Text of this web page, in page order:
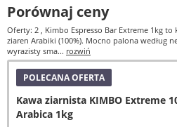
Porównaj ceny
Oferty: 2 , Kimbo Espresso Bar Extreme 1kg
ziaren Arabiki (100%). Mocno palona według
wyrazisty sma... rozwiń
POLECANA OFERTA
Kawa ziarnista KIMBO Extreme
Arabica 1kg